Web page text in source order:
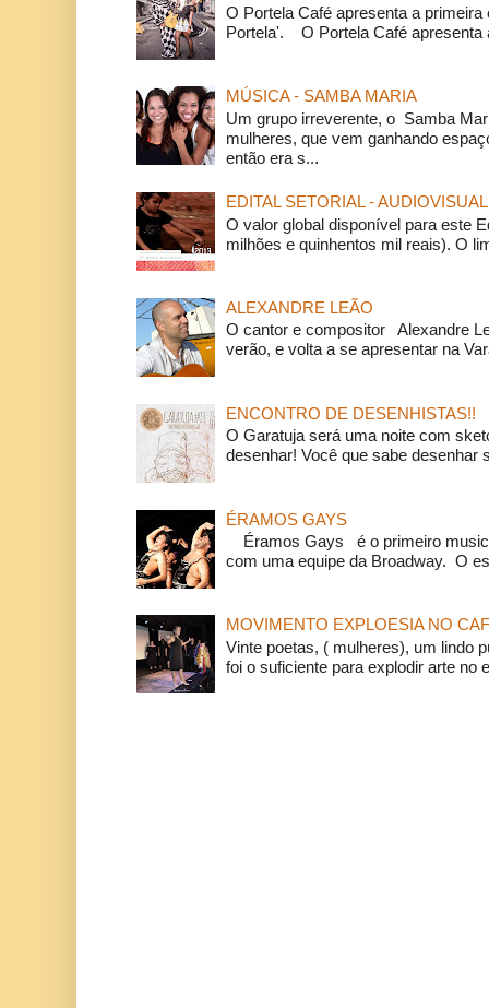
O Portela Café apresenta a
Portela'. O Portela Café apresenta
MÚSICA - SAMBA MARIA
Um grupo irreverente, o Samba
mulheres, que vem ganhando
então era s...
EDITAL SETORIAL - AUDIOVISUAL
O valor global disponível para este
milhões e quinhentos mil reais). O
ALEXANDRE LEÃO
O cantor e compositor Alexandre
verão, e volta a se apresentar na
ENCONTRO DE DESENHISTAS!!
O Garatuja será uma noite com
desenhar! Você que sabe desenhar
ÉRAMOS GAYS
Éramos Gays é o primeiro
com uma equipe da Broadway. O
MOVIMENTO EXPLOESIA NO
Vinte poetas, ( mulheres), um lindo
foi o suficiente para explodir arte no